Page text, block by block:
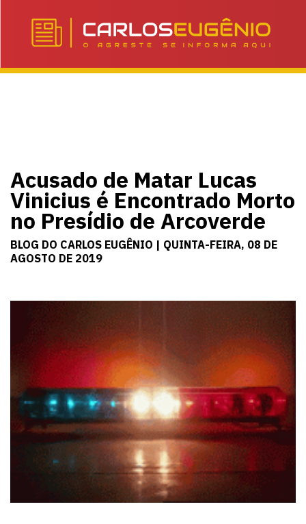
Acusado de Matar Lucas
Vinicius é Encontrado Morto
no Presídio de Arcoverde
BLOG DO CARLOS EUGÊNIO | QUINTA-FEIRA, 08 DE
AGOSTO DE 2019